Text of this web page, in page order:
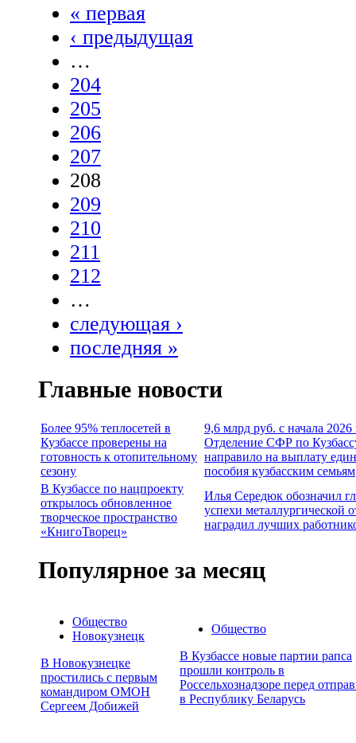
« первая
‹ предыдущая
…
204
205
206
207
208
209
210
211
212
…
следующая ›
последняя »
Главные новости
Более 95% теплосетей в
Кузбассе проверены на
готовность к отопительному
сезону
9,6 млрд руб. с начала 2026
Отделение СФР по
направило на выплату
пособия кузбасским семьям
В Кузбассе по нацпроекту
открылось обновленное
творческое пространство
«КнигоТворец»
Илья Середюк обозначил
успехи металлургической
наградил лучших
Популярное за месяц
Общество
Новокузнецк
В Новокузнецке
простились с первым
командиром ОМОН
Сергеем Добижей
Общество
В Кузбассе новые партии рапса
прошли контроль в
Россельхознадзоре перед
в Республику Беларусь